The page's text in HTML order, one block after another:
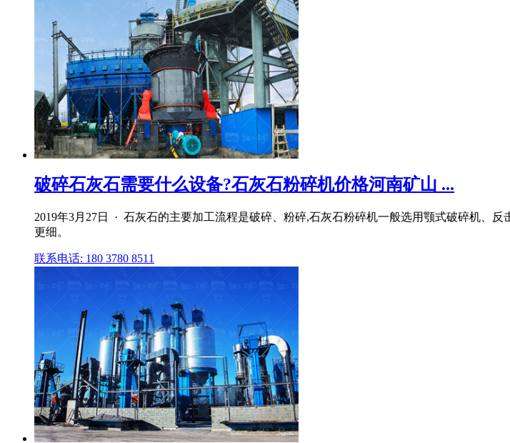
破碎石灰石需要什么设备?石灰石粉碎机价格河南矿山 ...
2019年3月27日 · 石灰石的主要加工流程是破碎、粉碎,石灰石粉碎机一般选用颚式破碎机、
更细。
联系电话: 180 3780 8511